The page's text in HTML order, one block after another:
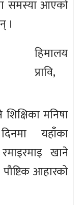
समस्या आएको
।
हिमालय
प्रावि,
मनिषा
यहाँका
खाने
आहारको